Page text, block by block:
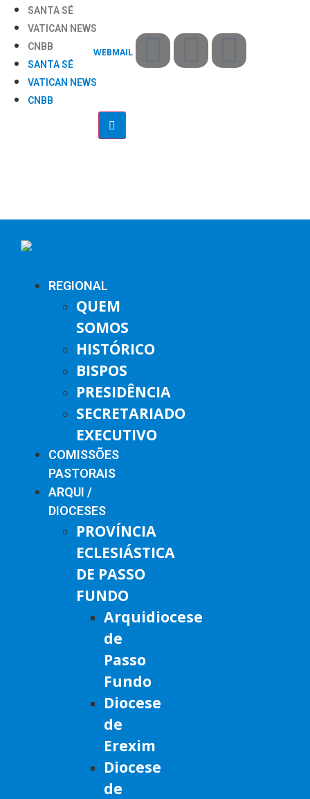
SANTA SÉ
VATICAN NEWS
CNBB
SANTA SÉ
VATICAN NEWS
CNBB
WEBMAIL
REGIONAL
QUEM
SOMOS
HISTÓRICO
BISPOS
PRESIDÊNCIA
SECRETARIADO
EXECUTIVO
COMISSÕES
PASTORAIS
ARQUI /
DIOCESES
PROVÍNCIA
ECLESIÁSTICA
DE PASSO
FUNDO
Arquidiocese
de
Passo
Fundo
Diocese
de
Erexim
Diocese
de